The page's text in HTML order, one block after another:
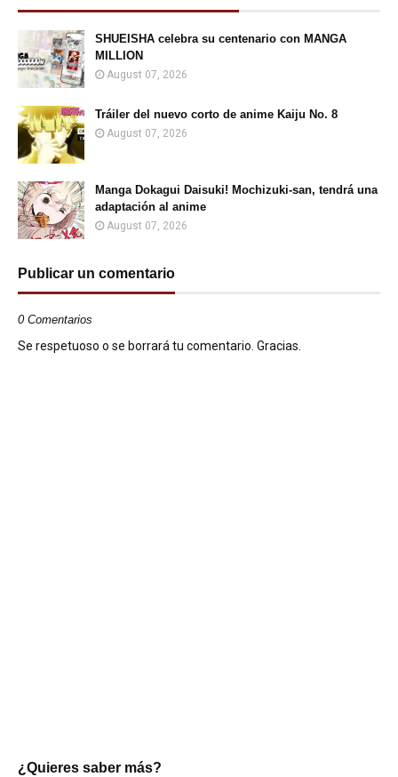
SHUEISHA celebra su centenario con MANGA
MILLION
August 07, 2026
Tráiler del nuevo corto de anime Kaiju No. 8
August 07, 2026
Manga Dokagui Daisuki! Mochizuki-san, tendrá una
adaptación al anime
August 07, 2026
Publicar un comentario
0 Comentarios
Se respetuoso o se borrará tu comentario. Gracias.
¿Quieres saber más?